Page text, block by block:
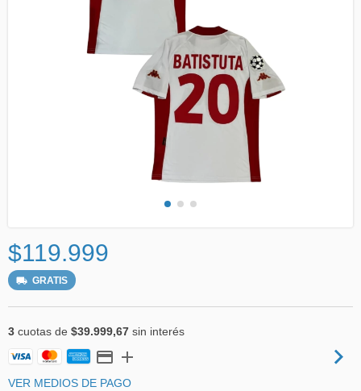
$119.999
GRATIS
3 cuotas de $39.999,67 sin interés
VER MEDIOS DE PAGO